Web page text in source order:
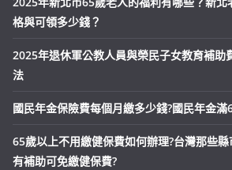
格與可領多少錢？
2025年退休軍公教人員與榮民子女教育補助
法
國民年金保險費每個月繳多少錢?國民年金
65歲以上不用繳健保費如何辦理?台灣那些
有補助可免繳健保費?